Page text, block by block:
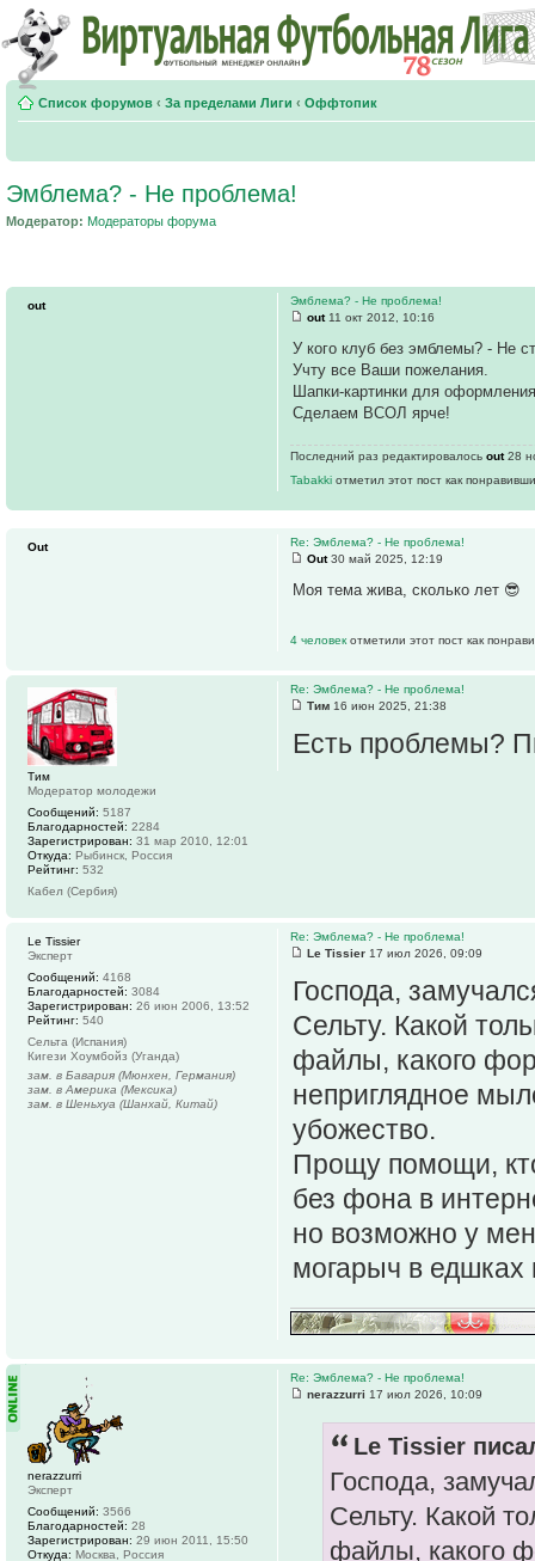
Список форумов ‹ За пределами Лиги ‹ Оффтопик
Эмблема? - Не проблема!
Модератор: Модераторы форума
Эмблема? - Не проблема!
out11 окт 2012, 10:16
У кого клуб без эмблемы? - Не
Учту все Ваши пожелания.
Шапки-картинки для
Сделаем ВСОЛ ярче!
Последний раз редактировалось out28
Tabakki отметил этот пост как
out
Re: Эмблема? - Не проблема!
Out30 май 2025, 12:19
Моя тема жива, сколько лет 😎
4 человек отметили этот пост как
Out
Re: Эмблема? - Не проблема!
Тим 16 июн 2025, 21:38
Есть проблемы?
Тим
Модератор молодежи
Сообщений: 5187
Благодарностей: 2284
Зарегистрирован: 31 мар 2010, 12:01
Откуда: Рыбинск, Россия
Рейтинг: 532
Кабел (Сербия)
Re: Эмблема? - Не проблема!
Le Tissier 17 июл 2026, 09:09
Господа,
Сельту. Какой
файлы, какого
неприглядное
убожество.
Прощу помощи,
без фона в
но возможно у
могарыч в едшках
Le Tissier
Эксперт
Сообщений: 4168
Благодарностей: 3084
Зарегистрирован: 26 июн 2006, 13:52
Рейтинг: 540
Сельта (Испания)
Кигези Хоумбойз (Уганда)
зам. в Бавария (Мюнхен, Германия)
зам. в Америка (Мексика)
зам. в Шеньхуа (Шанхай, Китай)
Re: Эмблема? - Не проблема!
nerazzurri 17 июл 2026, 10:09
Le Tissier
Господа,
Сельту. Какой
файлы, какого
nerazzurri
Эксперт
Сообщений: 3566
Благодарностей: 28
Зарегистрирован: 29 июн 2011, 15:50
Откуда: Москва, Россия